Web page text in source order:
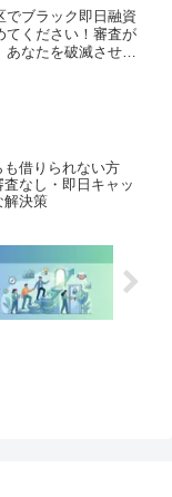
でブラック即日融資
てください！審査が
あなたを破滅させる
借りられない方
なし・即日キャッ
解決策